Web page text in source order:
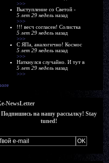
>>>
Выступление со Светой -
5 лет 29 недель назад
>>>
!!! весч согласен! Солистка
5 лет 29 недель назад
>>>
С ЯПа, аналогично! Космос
5 лет 29 недель назад
>>>
Наткнулся случайно. И тут в
5 лет 29 недель назад
>>>
NewsLetter
Подпишись на нашу рассылку! Stay
tuned!